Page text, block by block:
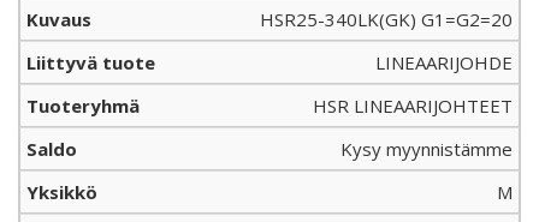
HSR25-340LK(GK) G1=G2=20
LINEAARIJOHDE
HSR LINEAARIJOHTEET
Kysy myynnistämme
M